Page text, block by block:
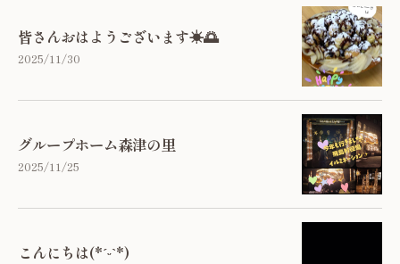
皆さんおはようございます☀🌅
2025/11/30
グループホーム森津の里
2025/11/25
こんにちは(*ˊᵕˋ*)